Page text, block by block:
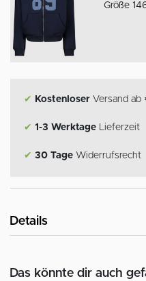
Größe
✔ Kostenloser Versand
✔ 1-3 Werktage Lieferzeit
✔ 30 Tage Widerrufsrecht
Details
Das könnte dir auch